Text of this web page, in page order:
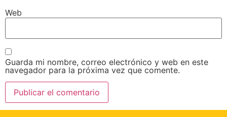
Web
Guarda mi nombre, correo electrónico y web en este
navegador para la próxima vez que comente.